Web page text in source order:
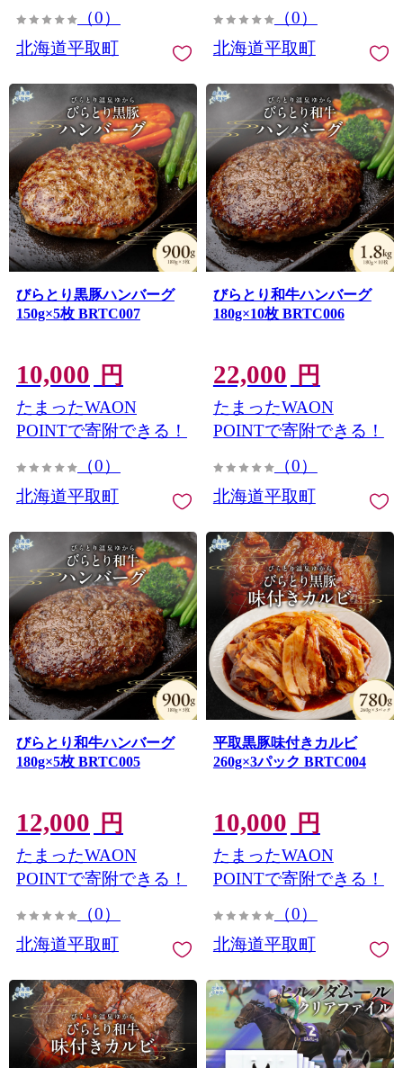
（0）
北海道平取町
（0）
北海道平取町
びらとり黒豚ハンバーグ
150g×5枚 BRTC007
10,000 円
たまったWAON
POINTで寄附できる！
（0）
北海道平取町
びらとり和牛ハンバーグ
180g×10枚 BRTC006
22,000 円
たまったWAON
POINTで寄附できる！
（0）
北海道平取町
びらとり和牛ハンバーグ
180g×5枚 BRTC005
12,000 円
たまったWAON
POINTで寄附できる！
（0）
北海道平取町
平取黒豚味付きカルビ
260g×3パック BRTC004
10,000 円
たまったWAON
POINTで寄附できる！
（0）
北海道平取町